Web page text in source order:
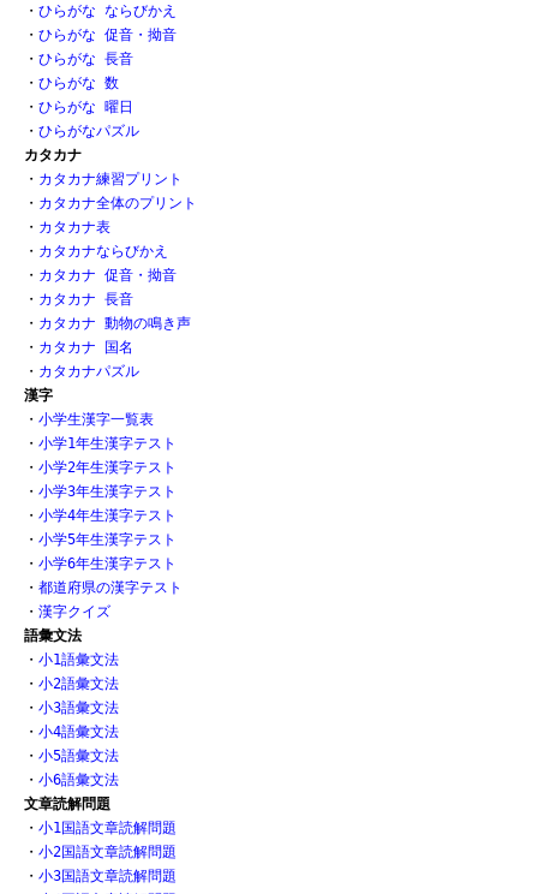
・ ひらがな ならびかえ
・ ひらがな 促音・拗音
・ ひらがな 長音
・ ひらがな 数
・ ひらがな 曜日
・ ひらがなパズル
カタカナ
・ カタカナ練習プリント
・ カタカナ全体のプリント
・ カタカナ表
・ カタカナならびかえ
・ カタカナ 促音・拗音
・ カタカナ 長音
・ カタカナ 動物の鳴き声
・ カタカナ 国名
・ カタカナパズル
漢字
・ 小学生漢字一覧表
・ 小学1年生漢字テスト
・ 小学2年生漢字テスト
・ 小学3年生漢字テスト
・ 小学4年生漢字テスト
・ 小学5年生漢字テスト
・ 小学6年生漢字テスト
・ 都道府県の漢字テスト
・ 漢字クイズ
語彙文法
・ 小1語彙文法
・ 小2語彙文法
・ 小3語彙文法
・ 小4語彙文法
・ 小5語彙文法
・ 小6語彙文法
文章読解問題
・ 小1国語文章読解問題
・ 小2国語文章読解問題
・ 小3国語文章読解問題